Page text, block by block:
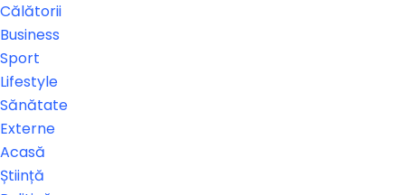
Călătorii
Business
Sport
Lifestyle
Sănătate
Externe
Acasă
Știință